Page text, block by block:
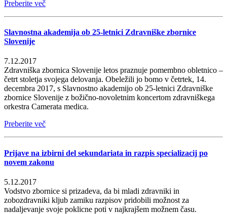
Preberite več
Slavnostna akademija ob 25-letnici Zdravniške zbornice
Slovenije
7.12.2017
Zdravniška zbornica Slovenije letos praznuje pomembno obletnico –
četrt stoletja svojega delovanja. Obeležili jo bomo v četrtek, 14.
decembra 2017, s Slavnostno akademijo ob 25-letnici Zdravniške
zbornice Slovenije z božično-novoletnim koncertom zdravniškega
orkestra Camerata medica.
Preberite več
Prijave na izbirni del sekundariata in razpis specializacij po
novem zakonu
5.12.2017
Vodstvo zbornice si prizadeva, da bi mladi zdravniki in
zobozdravniki kljub zamiku razpisov pridobili možnost za
nadaljevanje svoje poklicne poti v najkrajšem možnem času.